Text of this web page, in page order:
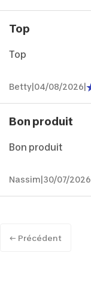
Top
Top
Betty 04/08/2026
Bon produit
Bon produit
Nassim 30/07/2026
← Précédent